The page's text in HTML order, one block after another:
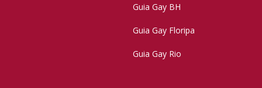
Guia Gay BH
Guia Gay Floripa
Guia Gay Rio